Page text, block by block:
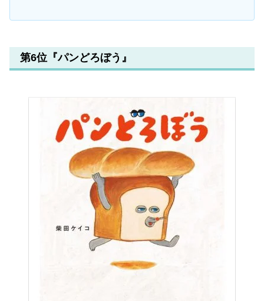
第6位『パンどろぼう』